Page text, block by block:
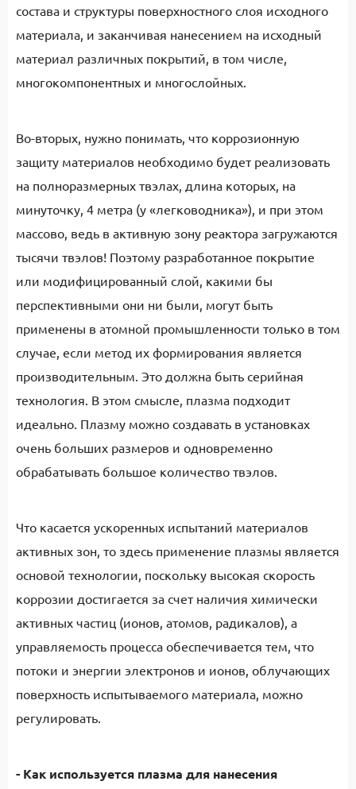
состава и структуры поверхностного слоя исходного
материала, и заканчивая нанесением на исходный
материал различных покрытий, в том числе,
многокомпонентных и многослойных.
Во-вторых, нужно понимать, что коррозионную
защиту материалов необходимо будет реализовать
на полноразмерных твэлах, длина которых, на
минуточку, 4 метра (у «легководника»), и при этом
массово, ведь в активную зону реактора загружаются
тысячи твэлов! Поэтому разработанное покрытие
или модифицированный слой, какими бы
перспективными они ни были, могут быть
применены в атомной промышленности только в том
случае, если метод их формирования является
производительным. Это должна быть серийная
технология. В этом смысле, плазма подходит
идеально. Плазму можно создавать в установках
очень больших размеров и одновременно
обрабатывать большое количество твэлов.
Что касается ускоренных испытаний материалов
активных зон, то здесь применение плазмы является
основой технологии, поскольку высокая скорость
коррозии достигается за счет наличия химически
активных частиц (ионов, атомов, радикалов), а
управляемость процесса обеспечивается тем, что
потоки и энергии электронов и ионов, облучающих
поверхность испытываемого материала, можно
регулировать.
- Как используется плазма для нанесения